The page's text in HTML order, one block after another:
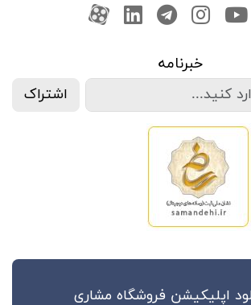
تویتر
کانال یوتوب
اینستاگرام
کانال تلگرام
کانال لینکدین
آپارات
خبرنامه
اشتراک
اپلیکیشن فروشگاه مشاری